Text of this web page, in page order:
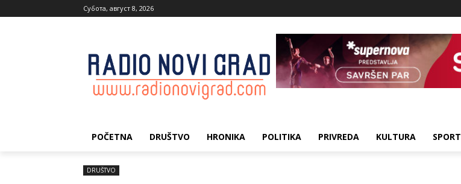
Субота, август 8, 2026
POČETNA DRUŠTVO HRONIKA POLITIKA PRIVREDA KULTURA SPORT
DRUŠTVO